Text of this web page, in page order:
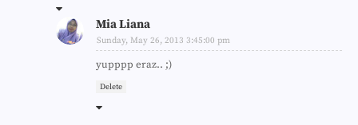
Mia Liana
Sunday, May 26, 2013 3:45:00 pm
yupppp eraz.. ;)
Delete